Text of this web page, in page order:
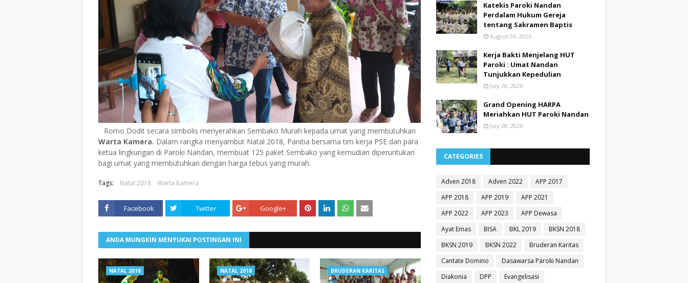
Romo Dodit secara simbolis menyerahkan Sembako Murah kepada umat yang membutuhkan
Warta Kamera. Dalam rangka menyambut Natal 2018, Panitia bersama tim kerja PSE dan para
ketua lingkungan di Paroki Nandan, membuat 125 paket Sembako yang kemudian diperuntukan
bagi umat yang membutuhkan dengan harga tebus yang murah.
Tags: Natal 2018 Warta Kamera
Facebook Twitter Google+
ANDA MUNGKIN MENYUKAI POSTINGAN INI
NATAL 2018 NATAL 2018 BRUDERAN KARITAS
Katekis Paroki Nandan
Perdalam Hukum Gereja
tentang Sakramen Baptis
August 06, 2026
Kerja Bakti Menjelang HUT
Paroki : Umat Nandan
Tunjukkan Kepedulian
July 28, 2026
Grand Opening HARPA
Meriahkan HUT Paroki Nandan
July 28, 2026
CATEGORIES
Adven 2018 Adven 2022
APP 2017
APP 2018
APP 2019
APP 2021
APP 2022
APP 2023
APP Dewasa
Ayat Emas
BISA BKL 2019
BKSN 2018
BKSN 2019
BKSN 2022
Bruderan Karitas
Cantate Domino
Dasawarsa Paroki Nandan
Diakonia
DPP
Evangelisasi